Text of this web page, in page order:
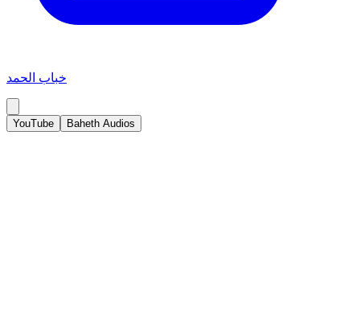
خباب الحمد
YouTube Baheth Audios